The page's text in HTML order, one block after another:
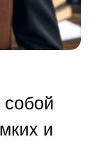
собой
и